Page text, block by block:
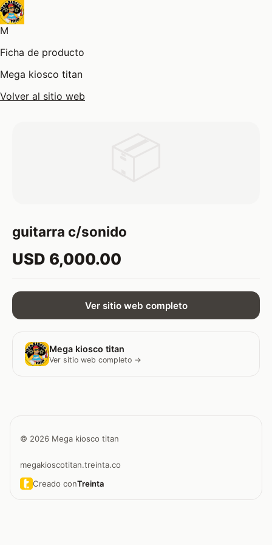
M
Ficha de producto
Mega kiosco titan
Volver al sitio web
guitarra c/sonido
USD 6,000.00
Ver sitio web completo
Mega kiosco titan
Ver sitio web completo →
© 2026 Mega kiosco titan
megakioscotitan.treinta.co
Creado conTreinta